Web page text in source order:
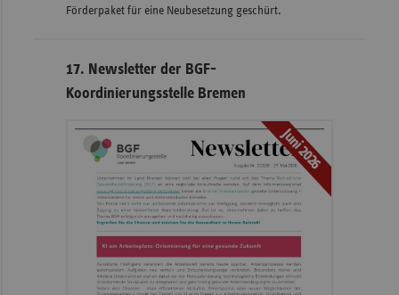
Förderpaket für eine Neubesetzung geschürt.
17. Newsletter der BGF-
Koordinierungsstelle Bremen
Juni 2026